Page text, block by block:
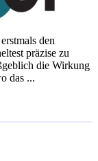
den
präzise zu
die Wirkung
das ...